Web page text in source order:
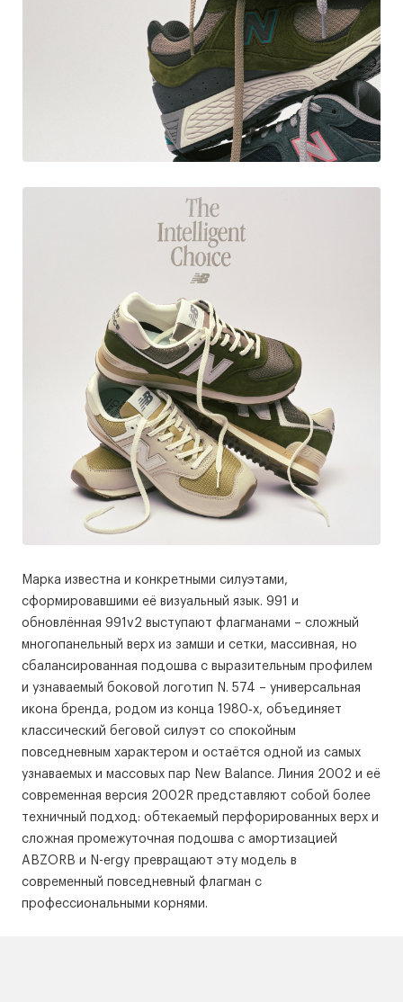
Марка известна и конкретными силуэтами,
сформировавшими её визуальный язык. 991 и
обновлённая 991v2 выступают флагманами – сложный
многопанельный верх из замши и сетки, массивная, но
сбалансированная подошва с выразительным профилем
и узнаваемый боковой логотип N. 574 – универсальная
икона бренда, родом из конца 1980‑х, объединяет
классический беговой силуэт со спокойным
повседневным характером и остаётся одной из самых
узнаваемых и массовых пар New Balance. Линия 2002 и её
современная версия 2002R представляют собой более
техничный подход: обтекаемый перфорированных верх и
сложная промежуточная подошва с амортизацией
ABZORB и N-ergy превращают эту модель в
современный повседневный флагман с
профессиональными корнями.